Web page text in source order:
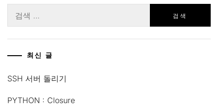
색:
최신 글
SSH 서버 돌리기
PYTHON : Closure